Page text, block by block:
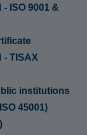
ISO 9001 &
- TISAX
institutions
45001)